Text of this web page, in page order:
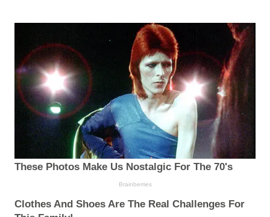
These Photos Make Us Nostalgic For The 70's
Brainberries
Clothes And Shoes Are The Real Challenges For